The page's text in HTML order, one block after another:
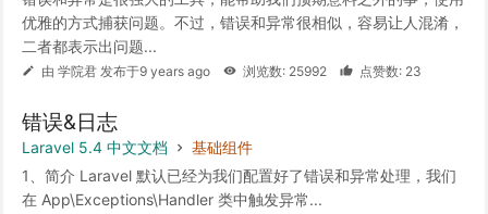
优雅的方式捕获问题。不过，错误和异常很相似，容易让人混淆，
二者都表示出问题...
由 学院君 发布于9 years ago 浏览数: 25992 点赞数: 23
错误&日志
Laravel 5.4 中文文档
基础组件
1、简介 Laravel 默认已经为我们配置好了错误和异常处理，我们
在 App\Exceptions\Handler 类中触发异常...